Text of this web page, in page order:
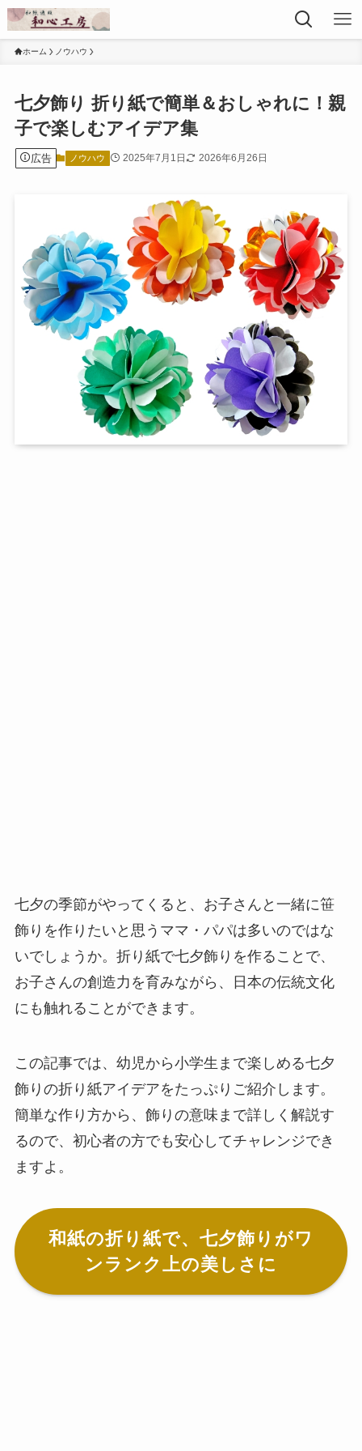
ホーム ノウハウ
七夕飾り 折り紙で簡単＆おしゃれに！親
子で楽しむアイデア集
広告 ノウハウ 2025年7月1日 2026年6月26日
七夕の季節がやってくると、お子さんと一緒に笹
飾りを作りたいと思うママ・パパは多いのではな
いでしょうか。折り紙で七夕飾りを作ることで、
お子さんの創造力を育みながら、日本の伝統文化
にも触れることができます。
この記事では、幼児から小学生まで楽しめる七夕
飾りの折り紙アイデアをたっぷりご紹介します。
簡単な作り方から、飾りの意味まで詳しく解説す
るので、初心者の方でも安心してチャレンジでき
ますよ。
和紙の折り紙で、七夕飾りがワ
ンランク上の美しさに